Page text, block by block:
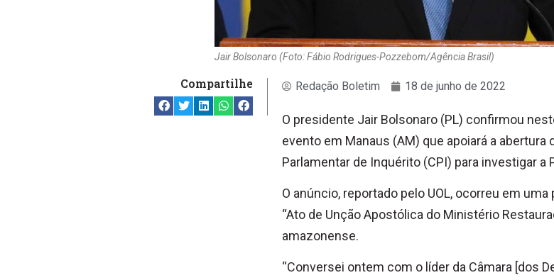
Jair Bolsonaro (Foto: Fábio Rodrigues-Pozzebom/Agência Brasil)
Compartilhe Redação Boletim 18 de junho de 2022
O presidente Jair Bolsonaro (PL) confirmou
evento em Manaus (AM) que apoiará a abertura
Parlamentar de Inquérito (CPI) para investigar a
O anúncio, reportado pelo UOL, ocorreu em
“Ato de Unção Apostólica do Ministério
amazonense.
“Conversei ontem com o líder da Câmara [dos